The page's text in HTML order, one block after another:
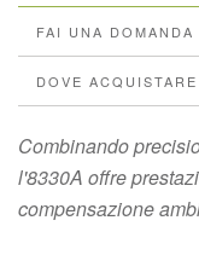
FAI UNA DOMANDA
DOVE ACQUISTARE
Combinando
l'8330A offre
compensazione